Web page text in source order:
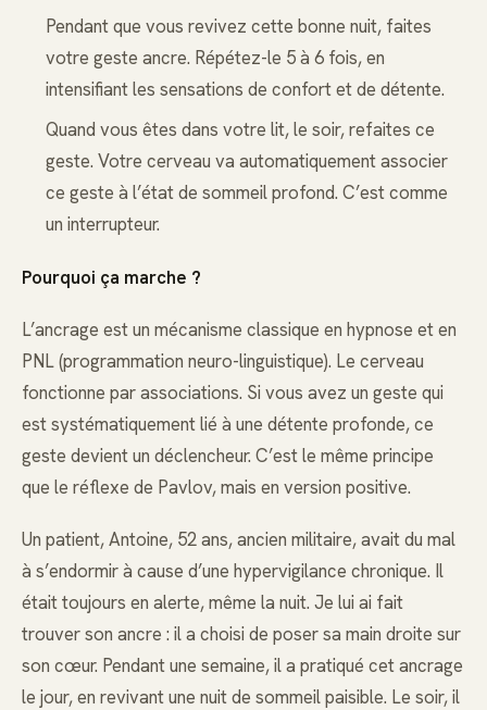
Pendant que vous revivez cette bonne nuit, faites
votre geste ancre. Répétez-le 5 à 6 fois, en
intensifiant les sensations de confort et de détente.
Quand vous êtes dans votre lit, le soir, refaites ce
geste. Votre cerveau va automatiquement associer
ce geste à l’état de sommeil profond. C’est comme
un interrupteur.
Pourquoi ça marche ?
L’ancrage est un mécanisme classique en hypnose et en
PNL (programmation neuro-linguistique). Le cerveau
fonctionne par associations. Si vous avez un geste qui
est systématiquement lié à une détente profonde, ce
geste devient un déclencheur. C’est le même principe
que le réflexe de Pavlov, mais en version positive.
Un patient, Antoine, 52 ans, ancien militaire, avait du mal
à s’endormir à cause d’une hypervigilance chronique. Il
était toujours en alerte, même la nuit. Je lui ai fait
trouver son ancre : il a choisi de poser sa main droite sur
son cœur. Pendant une semaine, il a pratiqué cet ancrage
le jour, en revivant une nuit de sommeil paisible. Le soir, il